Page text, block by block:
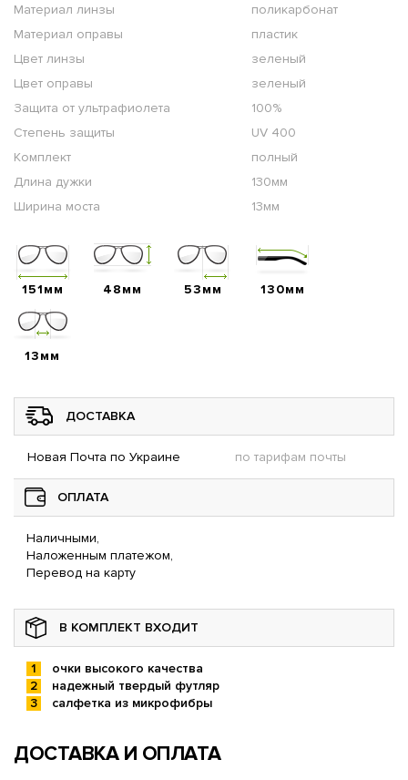
Материал линзы
поликарбонат
Материал оправы
пластик
Цвет линзы
зеленый
Цвет оправы
зеленый
Защита от ультрафиолета
100%
Степень защиты
UV 400
Комплект
полный
Длина дужки
130мм
Ширина моста
13мм
151мм 48мм 53мм 130мм
13мм
ДОСТАВКА
Новая Почта по Украине по тарифам почты
ОПЛАТА
Наличными,
Наложенным платежом,
Перевод на карту
В КОМПЛЕКТ ВХОДИТ
очки высокого качества
надежный твердый футляр
салфетка из микрофибры
ДОСТАВКА И ОПЛАТА